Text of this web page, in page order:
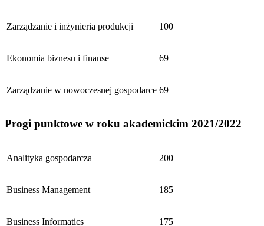
Zarządzanie i inżynieria produkcji 100
Ekonomia biznesu i finanse 69
Zarządzanie w nowoczesnej gospodarce 69
Progi punktowe w roku akademickim 2021/2022
Analityka gospodarcza 200
Business Management 185
Business Informatics 175